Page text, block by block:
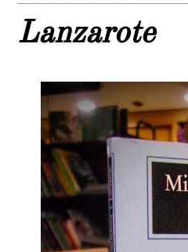
Lanzarote